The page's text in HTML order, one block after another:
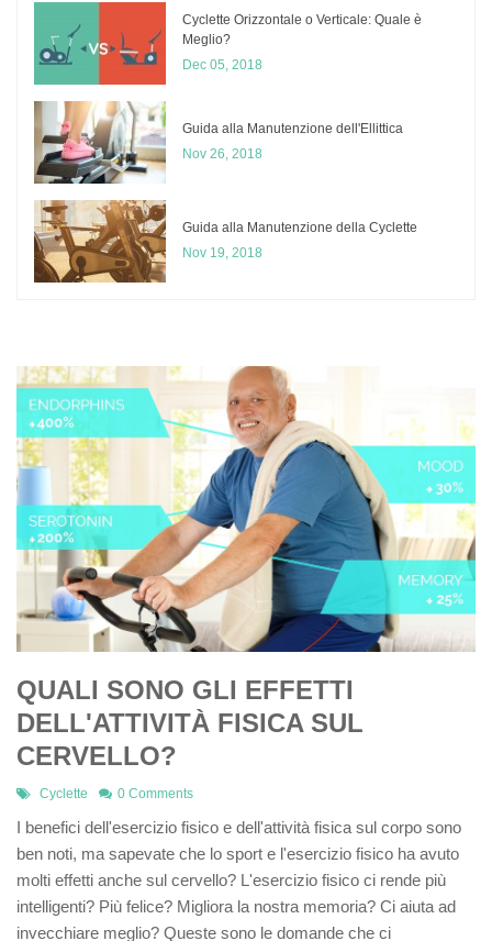
Cyclette Orizzontale o Verticale: Quale è
Meglio?
Dec 05, 2018
​Guida alla Manutenzione dell'Ellittica
Nov 26, 2018
Guida alla Manutenzione della Cyclette
Nov 19, 2018
QUALI SONO GLI EFFETTI
DELL'ATTIVITÀ FISICA SUL
CERVELLO?
Cyclette 0 Comments
I benefici dell'esercizio fisico e dell'attività fisica sul corpo sono
ben noti, ma sapevate che lo sport e l'esercizio fisico ha avuto
molti effetti anche sul cervello? L'esercizio fisico ci rende più
intelligenti? Più felice? Migliora la nostra memoria? Ci aiuta ad
invecchiare meglio? Queste sono le domande che ci